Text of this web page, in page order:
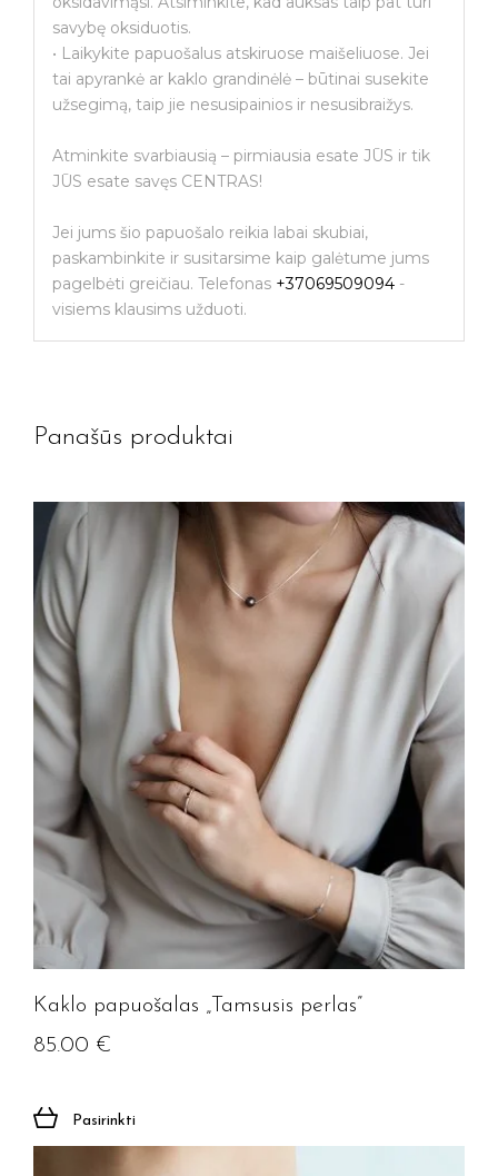
savybę oksiduotis.
• Laikykite papuošalus atskiruose maišeliuose. Jei
tai apyrankė ar kaklo grandinėlė – būtinai susekite
užsegimą, taip jie nesusipainios ir nesusibraižys.
Atminkite svarbiausią – pirmiausia esate JŪS ir tik
JŪS esate savęs CENTRAS!
Jei jums šio papuošalo reikia labai skubiai,
paskambinkite ir susitarsime kaip galėtume jums
pagelbėti greičiau. Telefonas +37069509094-
visiems klausims užduoti.
Panašūs produktai
Kaklo papuošalas „Tamsusis perlas”
85.00 €
Pasirinkti
Prenumeruoti